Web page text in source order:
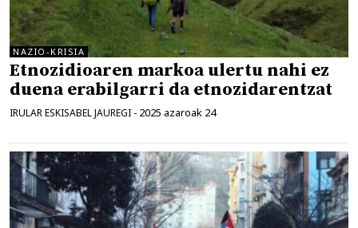
NAZIO-KRISIA
Etnozidioaren markoa ulertu nahi ez
duena erabilgarri da etnozidarentzat
IRULAR ESKISABEL JAUREGI - 2025 azaroak 24